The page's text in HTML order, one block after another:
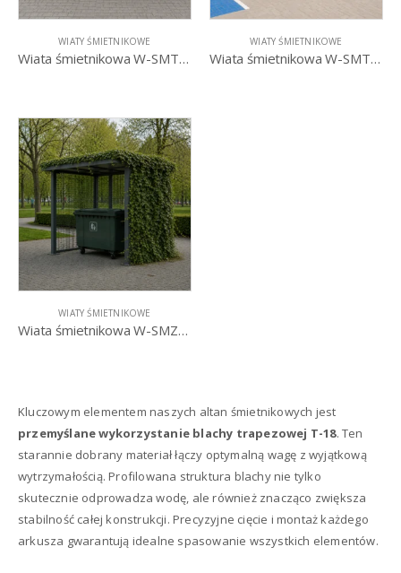
WIATY ŚMIETNIKOWE
Wiata śmietnikowa W-SMTS III
WIATY ŚMIETNIKOWE
Wiata śmietnikowa W-SMTS IV
WIATY ŚMIETNIKOWE
Wiata śmietnikowa W-SMZS I
Kluczowym elementem naszych altan śmietnikowych jest
przemyślane wykorzystanie blachy trapezowej T-18. Ten
starannie dobrany materiał łączy optymalną wagę z wyjątkową
wytrzymałością. Profilowana struktura blachy nie tylko
skutecznie odprowadza wodę, ale również znacząco zwiększa
stabilność całej konstrukcji. Precyzyjne cięcie i montaż każdego
arkusza gwarantują idealne spasowanie wszystkich elementów.